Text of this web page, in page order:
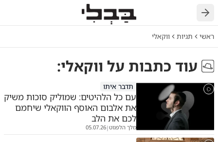
חזרה
ראשי תגיות ווקאלי
עוד כתבות על ווקאלי:
תדבר איתו
עם כל הלהיטים: שמוליק סוכות משיק
את אלבום האוסף הווקאלי שיחמם
לכם את הלב
מלך הלפגוט|
05.07.26